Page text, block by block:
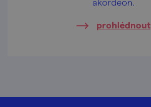
prohlédnout